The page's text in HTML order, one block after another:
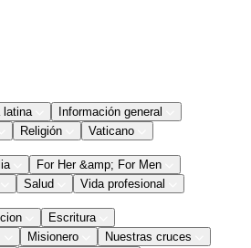
latina
Información general
Religión Vaticano
For Her &amp; For Men
Salud Vida profesional
Escritura
Misionero
Nuestras cruces